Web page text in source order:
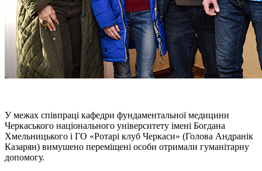
У межах співпраці кафедри фундаментальної медицини
Черкаського національного університету імені Богдана
Хмельницького і ГО «Ротарі клуб Черкаси» (Голова Андранік
Казарян) вимушено переміщені особи отримали гуманітарну
допомогу.